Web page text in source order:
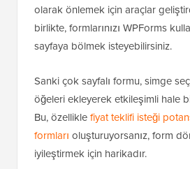
olarak önlemek için araçlar
birlikte, formlarınızı WPForms
sayfaya bölmek isteyebilirsiniz.
Sanki çok sayfalı formu, simge
öğeleri ekleyerek etkileşimli hale
Bu, özelliklefiyat teklifi isteği
formları oluşturuyorsanız, form
iyileştirmek için harikadır.